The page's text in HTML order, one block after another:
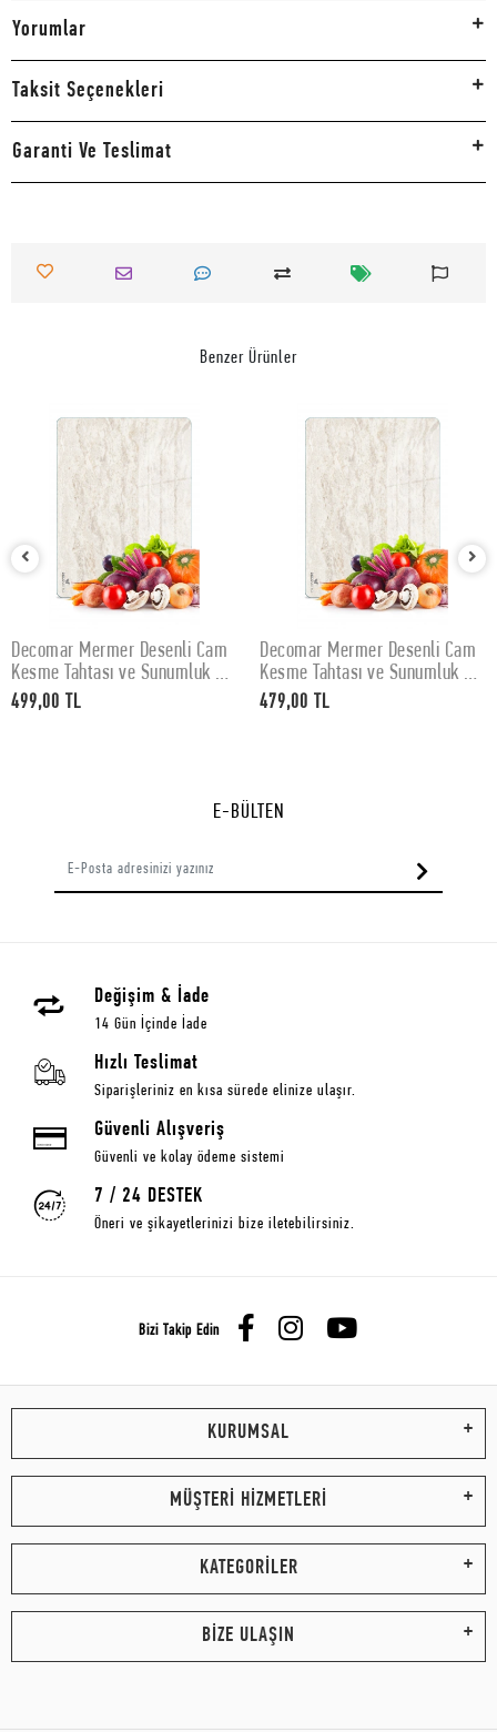
Yorumlar
Taksit Seçenekleri
Garanti Ve Teslimat
Benzer Ürünler
SEPETE EKLE
Decomar Mermer Desenli Cam
Kesme Tahtası ve Sunumluk 30
x 40 cm
499,00 TL
SEPETE EKLE
Decomar Mermer Desenli Cam
Kesme Tahtası ve Sunumluk 25
x 35 cm
479,00 TL
E-BÜLTEN
Değişim & İade
14 Gün İçinde İade
Hızlı Teslimat
Siparişleriniz en kısa sürede elinize ulaşır.
Güvenli Alışveriş
Güvenli ve kolay ödeme sistemi
7 / 24 DESTEK
Öneri ve şikayetlerinizi bize iletebilirsiniz.
Bizi Takip Edin
KURUMSAL
MÜŞTERİ HİZMETLERİ
KATEGORİLER
BİZE ULAŞIN